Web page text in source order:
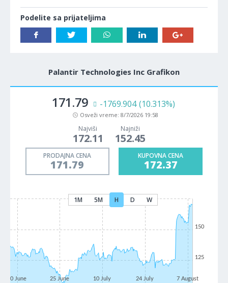
Podelite sa prijateljima
Palantir Technologies Inc Grafikon
171.79 -1769.904 (10.313%)
Osveži vreme: 8/7/2026 19:58
Najviši
172.11
Najniži
152.45
PRODAJNA CENA
171.79
KUPOVNA CENA
172.37
1M 5M H D W
10 June
25 June
10 July
24 July
7 August
125
150